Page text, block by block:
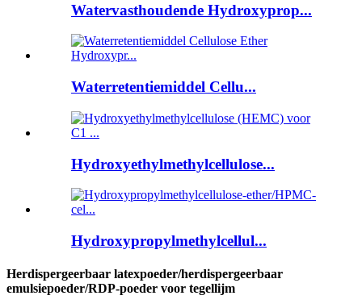
Watervasthoudende Hydroxyprop...
Waterretentiemiddel Cellu...
Hydroxyethylmethylcellulose...
Hydroxypropylmethylcellul...
Herdispergeerbaar latexpoeder/herdispergeerbaar
emulsiepoeder/RDP-poeder voor tegellijm